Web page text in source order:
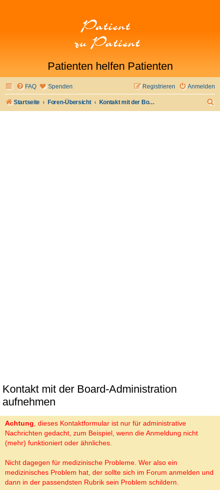
Patienten helfen Patienten
FAQ Spenden Anmelden
Registrieren
Startseite Foren-Übersicht Kontakt mit der Board-Administration aufnehmen
Kontakt mit der Board-Administration
aufnehmen
Achtung , dieses Kontaktformular ist nur für administrative
Nachrichten gedacht, zum Beispiel, wenn die Anmeldung nicht
(mehr) funktioniert oder ähnliches.
Nicht dagegen für medizinische Probleme. Wer also ein
medizinisches Problem hat, der sollte sich im Forum anmelden und
dann in der passendsten Rubrik sein Problem schildern.